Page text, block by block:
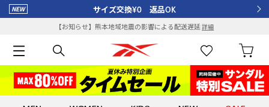
サイズ交換¥0 返品OK
【お知らせ】熊本地域地震の影響による配送遅延詳細